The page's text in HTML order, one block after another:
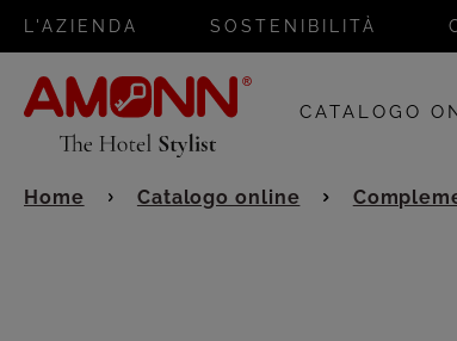
L'AZIENDA SOSTENIBILITÀ
CATALOGO
Home Catalogo online